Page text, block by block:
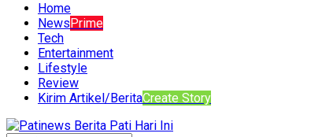
Home
NewsPrime
Tech
Entertainment
Lifestyle
Review
Kirim Artikel/BeritaCreate Story